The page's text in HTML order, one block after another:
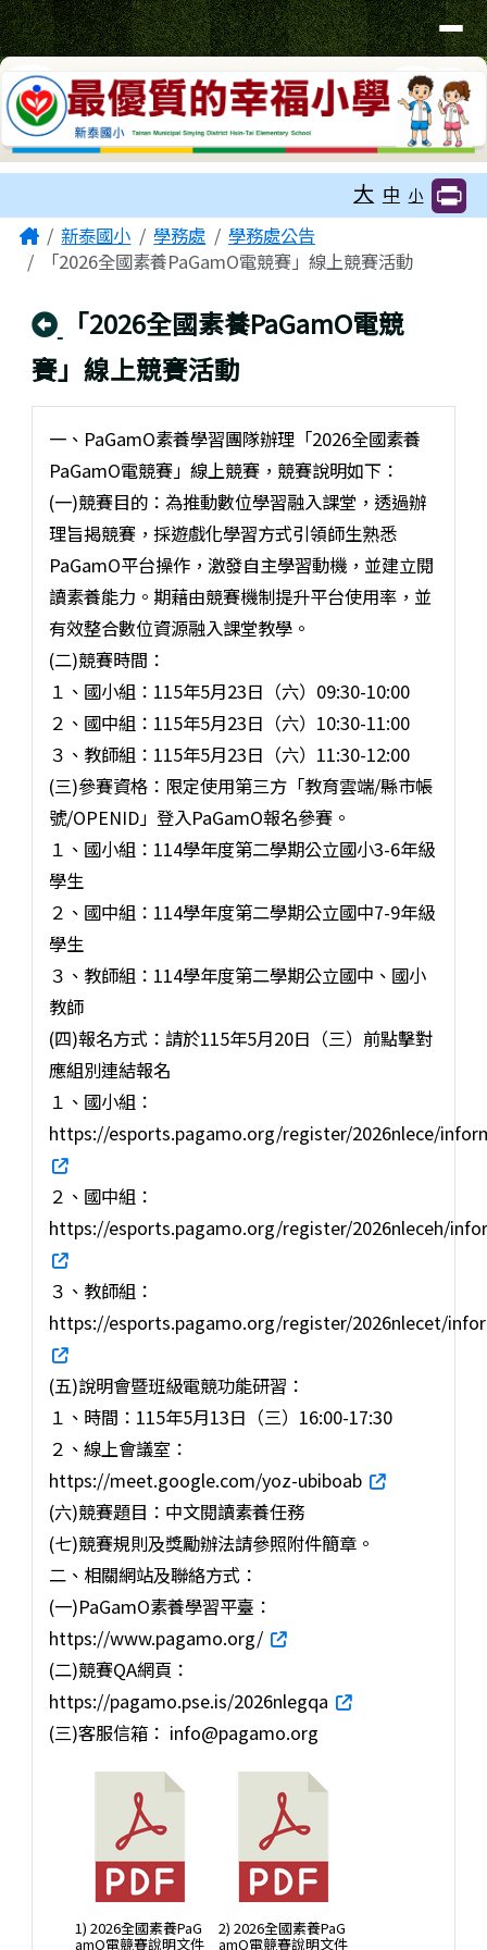
跳至主內容區
臺南市新泰國小網站
導覽列
大 中 小
主內容區域
Home新泰國小 學務處
學務處公告
「2026全國素養PaGamO電競賽」線上競賽活動
回上頁
「2026全國素養PaGamO電競
賽」線上競賽活動
一、PaGamO素養學習團隊辦理「2026全國素養
PaGamO電競賽」線上競賽，競賽說明如下：
(一)競賽目的：為推動數位學習融入課堂，透過辦
理旨揭競賽，採遊戲化學習方式引領師生熟悉
PaGamO平台操作，激發自主學習動機，並建立閱
讀素養能力。期藉由競賽機制提升平台使用率，並
有效整合數位資源融入課堂教學。
(二)競賽時間：
１、國小組：115年5月23日（六）09:30-10:00
２、國中組：115年5月23日（六）10:30-11:00
３、教師組：115年5月23日（六）11:30-12:00
(三)參賽資格：限定使用第三方「教育雲端/縣市帳
號/OPENID」登入PaGamO報名參賽。
１、國小組：114學年度第二學期公立國小3-6年級
學生
２、國中組：114學年度第二學期公立國中7-9年級
學生
３、教師組：114學年度第二學期公立國中、國小
教師
(四)報名方式：請於115年5月20日（三）前點擊對
應組別連結報名
１、國小組：
https://esports.pagamo.org/register/2026nlece/
２、國中組：
https://esports.pagamo.org/register/2026nleceh/
３、教師組：
https://esports.pagamo.org/register/2026nlecet/
(五)說明會暨班級電競功能研習：
１、時間：115年5月13日（三）16:00-17:30
２、線上會議室：
https://meet.google.com/yoz-ubiboab
(六)競賽題目：中文閱讀素養任務
(七)競賽規則及獎勵辦法請參照附件簡章。
二、相關網站及聯絡方式：
(一)PaGamO素養學習平臺：
https://www.pagamo.org/
(二)競賽QA網頁：
https://pagamo.pse.is/2026nlegqa
(三)客服信箱： info@pagamo.org
1) 2026全國素養PaG
amO電競賽說明文件
2) 2026全國素養PaG
amO電競賽說明文件
頁尾區域